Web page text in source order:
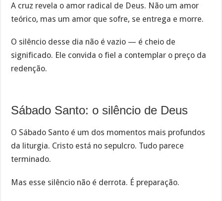
A cruz revela o amor radical de Deus. Não um amor
teórico, mas um amor que sofre, se entrega e morre.
O silêncio desse dia não é vazio — é cheio de
significado. Ele convida o fiel a contemplar o preço da
redenção.
Sábado Santo: o silêncio de Deus
O Sábado Santo é um dos momentos mais profundos
da liturgia. Cristo está no sepulcro. Tudo parece
terminado.
Mas esse silêncio não é derrota. É preparação.